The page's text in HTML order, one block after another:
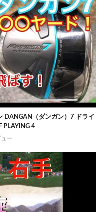
DANGAN（ダンガン）7 ドライ
PLAYING 4
ー